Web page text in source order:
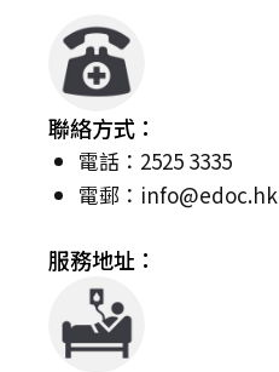
聯絡方式：
電話：2525 3335
電郵： info@edoc.hk
服務地址：